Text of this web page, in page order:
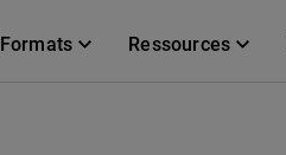
Formats Ressources